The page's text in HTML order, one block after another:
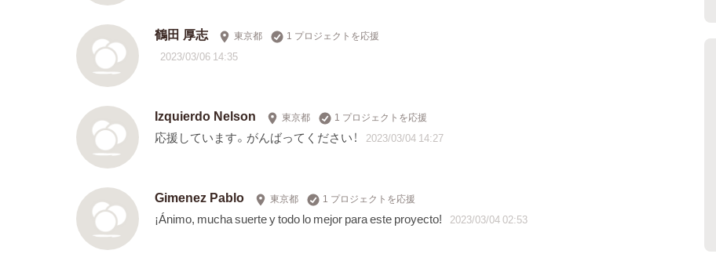
鶴田 厚志 東京都 1 プロジェクトを応援
2023/03/06 14:35
Izquierdo Nelson 東京都 1 プロジェクトを応援
応援しています。がんばってください！ 2023/03/04 14:27
Gimenez Pablo 東京都 1 プロジェクトを応援
¡Ánimo, mucha suerte y todo lo mejor para este proyecto! 2023/03/04 02:53